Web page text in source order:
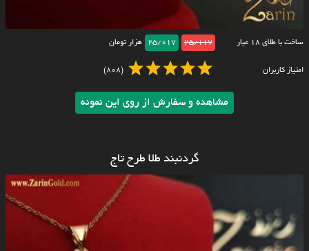
ساخت با طلای ۱۸ عیار 25/117
25/017 هزار تومان
امتیاز کاربران (808)
مشاهده و سفارش از روی این نمونه
گردنبند طلا طرح تاج